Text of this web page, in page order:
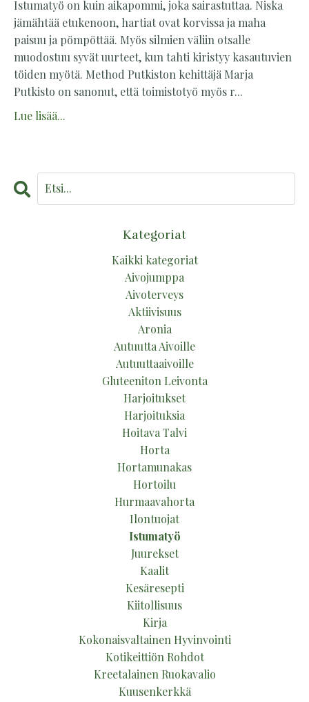
Istumatyö on kuin aikapommi, joka sairastuttaa. Niska
jämähtää etukenoon, hartiat ovat korvissa ja maha
paisuu ja pömpöttää. Myös silmien väliin otsalle
muodostuu syvät uurteet, kun tahti kiristyy kasautuvien
töiden myötä. Method Putkiston kehittäjä Marja
Putkisto on sanonut, että toimistotyö myös r...
Lue lisää...
Kategoriat
Kaikki kategoriat
Aivojumppa
Aivoterveys
Aktiivisuus
Aronia
Autuutta Aivoille
Autuuttaaivoille
Gluteeniton Leivonta
Harjoitukset
Harjoituksia
Hoitava Talvi
Horta
Hortamunakas
Hortoilu
Hurmaavahorta
Ilontuojat
Istumatyö
Juurekset
Kaalit
Kesäresepti
Kiitollisuus
Kirja
Kokonaisvaltainen Hyvinvointi
Kotikeittiön Rohdot
Kreetalainen Ruokavalio
Kuusenkerkkä